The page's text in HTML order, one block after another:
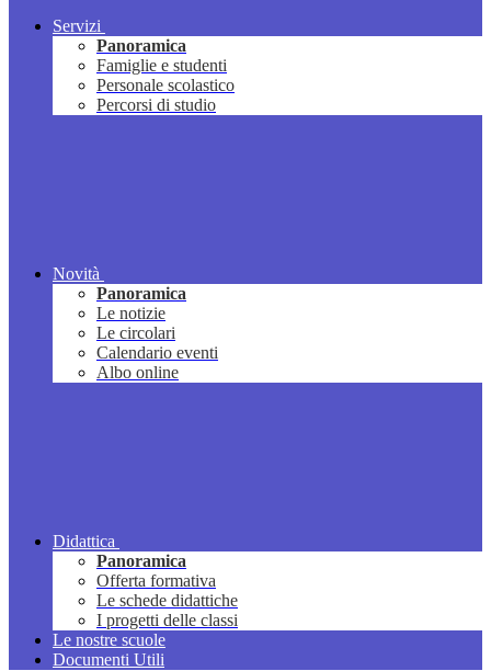
Servizi
Panoramica
Famiglie e studenti
Personale scolastico
Percorsi di studio
Novità
Panoramica
Le notizie
Le circolari
Calendario eventi
Albo online
Didattica
Panoramica
Offerta formativa
Le schede didattiche
I progetti delle classi
Le nostre scuole
Documenti Utili